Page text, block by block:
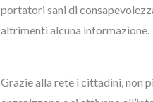
portatori sani di
altrimenti alcuna informazione.
Grazie alla rete i cittadini, non